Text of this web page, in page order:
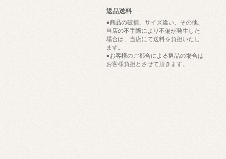
返品送料
●商品の破損、サイズ違い、その他、
当店の不手際により不備が発生した
場合は、当店にて送料を負担いたし
ます。
●お客様のご都合による返品の場合は
お客様負担とさせて頂きます。